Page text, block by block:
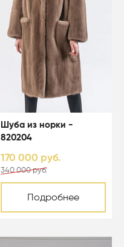
Шуба из норки -
820204
170 000 руб.
340 000 руб.
Подробнее